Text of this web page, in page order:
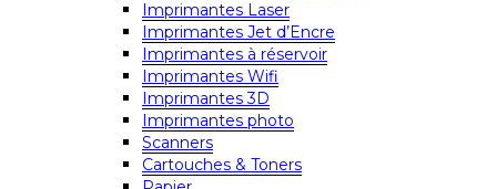
Imprimantes Laser
Imprimantes Jet d’Encre
Imprimantes à réservoir
Imprimantes Wifi
Imprimantes 3D
Imprimantes photo
Scanners
Cartouches & Toners